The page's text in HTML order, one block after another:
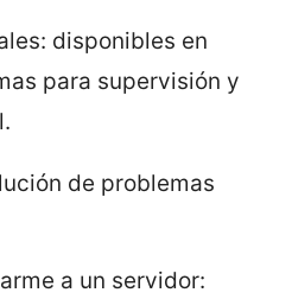
disponibles en
para supervisión y
de problemas
a un servidor: